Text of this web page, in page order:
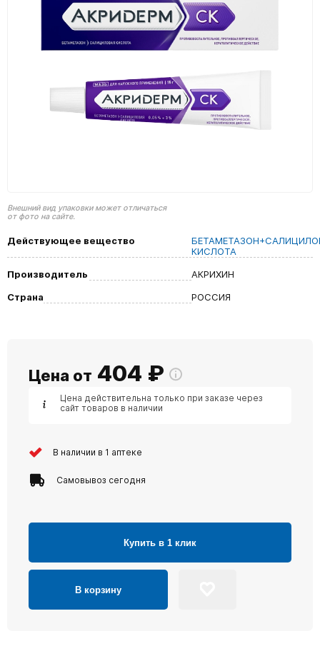
Внешний вид упаковки может отличаться
от фото на сайте.
Действующее вещество
КИСЛОТА
Производитель
АКРИХИН
Страна
РОССИЯ
Цена от 404 ₽
Цена действительна только при заказе через
сайт товаров в наличии
В наличии в 1 аптеке
Самовывоз сегодня
Купить в 1 клик
В корзину